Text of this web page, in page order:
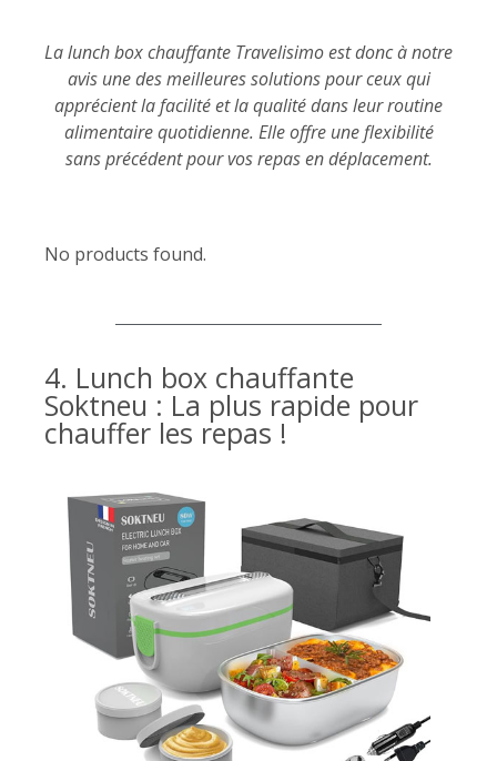
La lunch box chauffante Travelisimo est donc à notre
avis une des meilleures solutions pour ceux qui
apprécient la facilité et la qualité dans leur routine
alimentaire quotidienne. Elle offre une flexibilité
sans précédent pour vos repas en déplacement.
No products found.
4. Lunch box chauffante
Soktneu : La plus rapide pour
chauffer les repas !